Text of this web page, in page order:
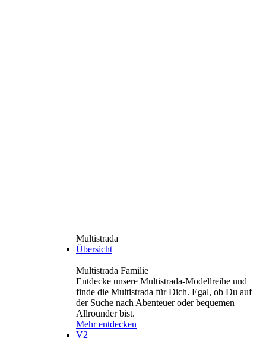
Multistrada
Übersicht
Multistrada Familie
Entdecke unsere Multistrada-Modellreihe und
finde die Multistrada für Dich. Egal, ob Du auf
der Suche nach Abenteuer oder bequemen
Allrounder bist.
Mehr entdecken
V2